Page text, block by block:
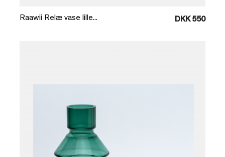
Raawii Relæ vase lille... DKK 550